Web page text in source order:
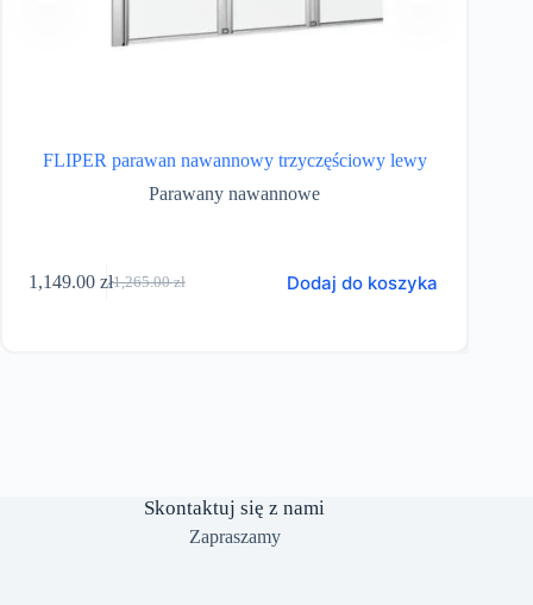
FLIPER parawan nawannowy trzyczęściowy lewy
Parawany nawannowe
1,265.00zł
Pierwotna
1,149.00 złAktualna
Dodaj do koszyka
Skontaktuj się z nami
Zapraszamy